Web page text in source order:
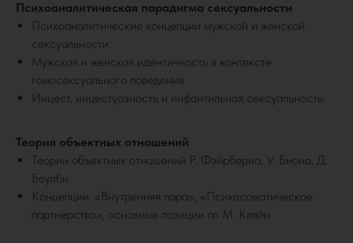
Психоаналитическая парадигма сексуальности
Психоаналитические концепции мужской и женской
сексуальности.
Мужская и женская идентичность в контексте
гомосексуального поведения
Инцест, инцестуозность и инфантильная сексуальность.
Теория объектных отношений
Теории объектных отношений Р. Фэйрберна, У. Биона, Д.
Боулби
Концепции: «Внутренняя пара», «Психосоматическое
партнёрство», основные позиции по М. Кляйн